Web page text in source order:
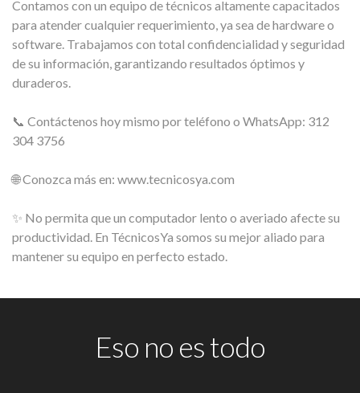
Contamos con un equipo de técnicos altamente capacitados
para atender cualquier requerimiento, ya sea de hardware o
software. Trabajamos con total confidencialidad y seguridad
de su información, garantizando resultados óptimos y
duraderos.
📞 Contáctenos hoy mismo por teléfono o WhatsApp: 312
304 3756
🌐 Conozca más en: www.tecnicosya.com
✨ No permita que un computador lento o averiado afecte su
productividad. En TécnicosYa somos su mejor aliado para
mantener su equipo en perfecto estado.
Eso no es todo